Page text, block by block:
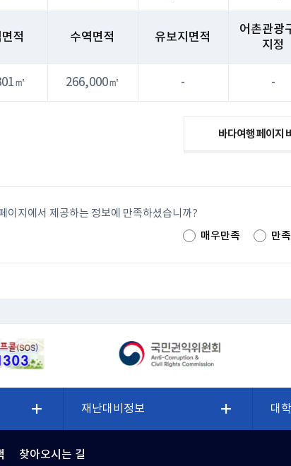
적 수역면적 유보지면적
어촌관광
지정
㎡ 266,000㎡ - -
바다여행 페이지
이지에서 제공하는 정보에 만족하셨습니까?
매우만족
만족
재난대비정보 대
찾아오시는 길